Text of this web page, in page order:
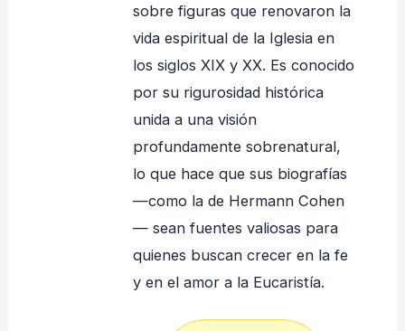
sobre figuras que renovaron la
vida espiritual de la Iglesia en
los siglos XIX y XX. Es conocido
por su rigurosidad histórica
unida a una visión
profundamente sobrenatural,
lo que hace que sus biografías
—como la de Hermann Cohen
— sean fuentes valiosas para
quienes buscan crecer en la fe
y en el amor a la Eucaristía.